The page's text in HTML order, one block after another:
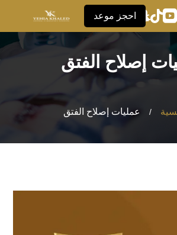


 احجز موعد
إصلاح الفتق
/ عمليات إصلاح الفتق